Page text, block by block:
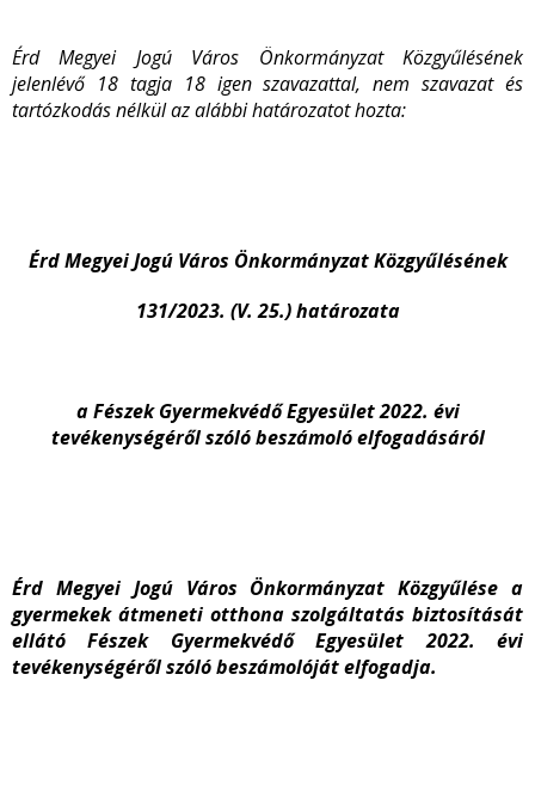
Érd Megyei Jogú Város Önkormányzat Közgyűlésének
jelenlévő 18 tagja 18 igen szavazattal, nem szavazat és
tartózkodás nélkül az alábbi határozatot hozta:
Érd Megyei Jogú Város Önkormányzat Közgyűlésének
131/2023. (V. 25.) határozata
a Fészek Gyermekvédő Egyesület 2022. évi
tevékenységéről szóló beszámoló elfogadásáról
Érd Megyei Jogú Város Önkormányzat Közgyűlése a
gyermekek átmeneti otthona szolgáltatás biztosítását
ellátó Fészek Gyermekvédő Egyesület 2022. évi
tevékenységéről szóló beszámolóját elfogadja.